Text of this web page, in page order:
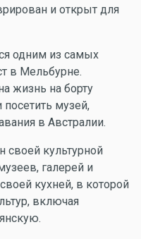
и открыт для
одним из самых
в Мельбурне.
жизнь на борту
посетить музей,
в Австралии.
своей культурной
галерей и
кухней, в которой
включая